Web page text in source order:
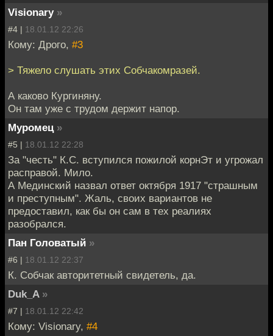
Visionary »
#4 | 18.01.12 22:26
Кому: Дрого, #3
> Тяжело слушать этих Собчакомразей.
А каково Кургиняну.
Он там уже с трудом держит напор.
Муромец »
#5 | 18.01.12 22:28
За "честь" К.С. вступился пожилой корнЭт и угрожал
расправой. Мило.
А Мединский назвал ответ октября 1917 "страшным
и преступным". Жаль, своих вариантов не
предоставил, как бы он сам в тех реалиях
разобрался.
Пан Головатый »
#6 | 18.01.12 22:37
К. Собчак авторитетный свидетель, да.
Duk_A »
#7 | 18.01.12 22:42
Кому: Visionary, #4